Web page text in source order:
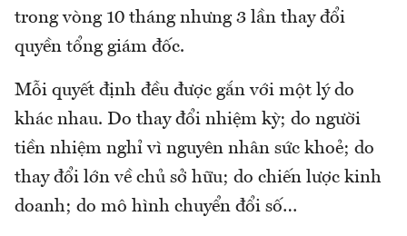
trong vòng 10 tháng nhưng 3 lần thay đổi
quyền tổng giám đốc.
Mỗi quyết định đều được gắn với một lý do
khác nhau. Do thay đổi nhiệm kỳ; do người
tiền nhiệm nghỉ vì nguyên nhân sức khoẻ; do
thay đổi lớn về chủ sở hữu; do chiến lược kinh
doanh; do mô hình chuyển đổi số…